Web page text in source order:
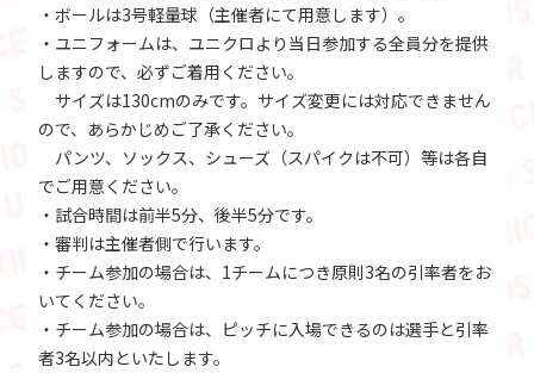
・ボールは3号軽量球（主催者にて用意します）。
・ユニフォームは、ユニクロより当日参加する全員分を提供
しますので、必ずご着用ください。
サイズは130cmのみです。サイズ変更には対応できません
ので、あらかじめご了承ください。
パンツ、ソックス、シューズ（スパイクは不可）等は各自
でご用意ください。
・試合時間は前半5分、後半5分です。
・審判は主催者側で行います。
・チーム参加の場合は、1チームにつき原則3名の引率者をお
いてください。
・チーム参加の場合は、ピッチに入場できるのは選手と引率
者3名以内といたします。